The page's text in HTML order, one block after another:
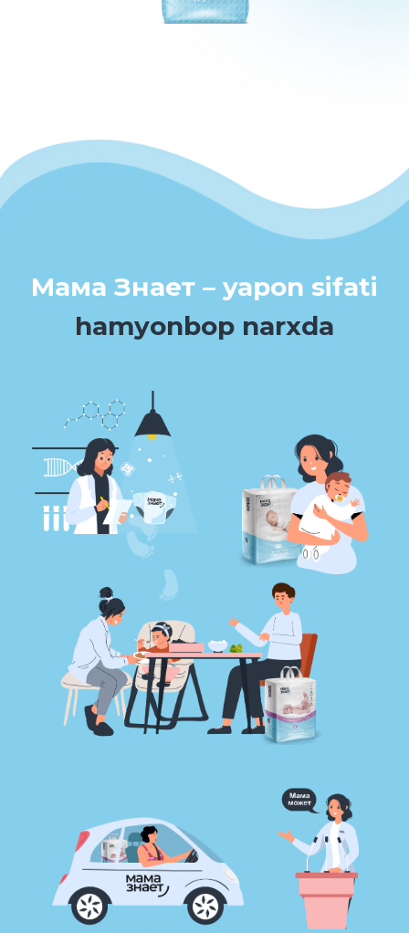
qo’llashdan oldin ham keyin ham
yoqimsiz hidi yo’q
tarkibiy qismida aromatizator va
zararli ximik elementlar
bo’lmaganligi sababli allergik
reaksiya keltirib chiqarmaydi
juda mos.
Bizning tagliklarimizning
afzalliklari